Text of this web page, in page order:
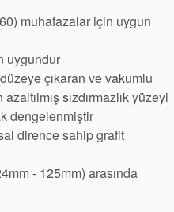
muhafazalar için uygun
uygundur
çıkaran ve vakumlu
sızdırmazlık yüzeyi
dengelenmiştir
dirence sahip grafit
- 125mm) arasında